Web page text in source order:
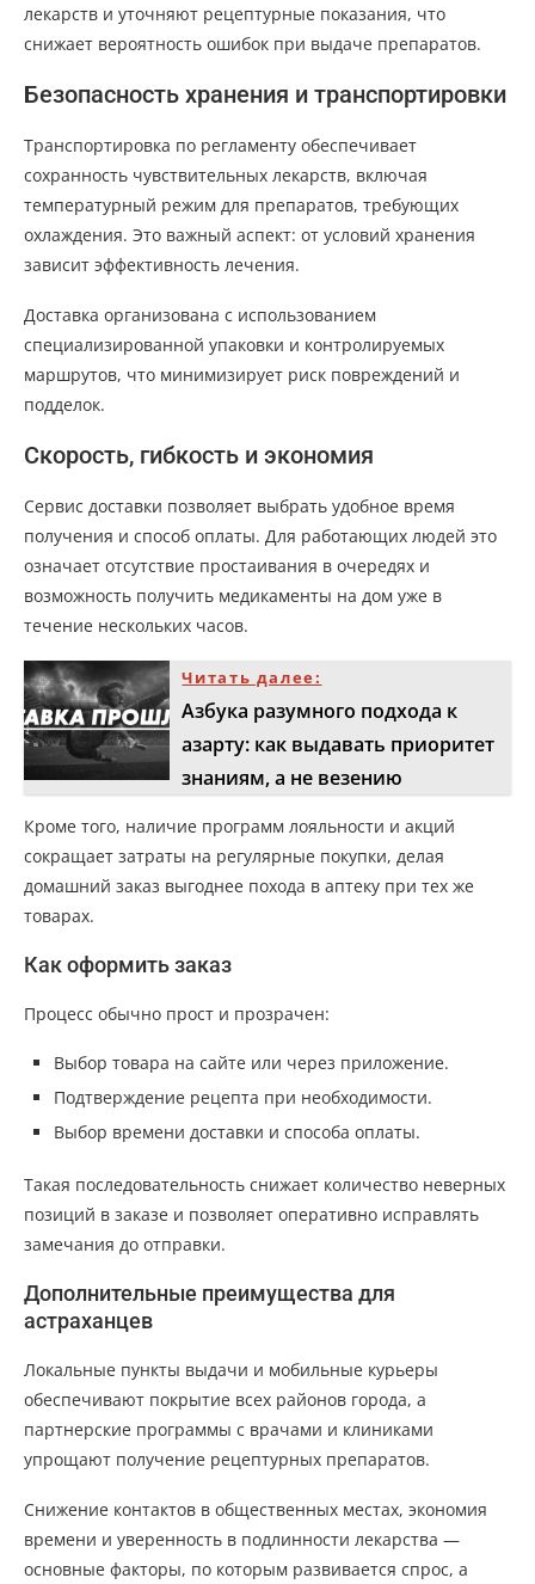
лекарств и уточняют рецептурные показания, что
снижает вероятность ошибок при выдаче препаратов.
Безопасность хранения и транспортировки
Транспортировка по регламенту обеспечивает
сохранность чувствительных лекарств, включая
температурный режим для препаратов, требующих
охлаждения. Это важный аспект: от условий хранения
зависит эффективность лечения.
Доставка организована с использованием
специализированной упаковки и контролируемых
маршрутов, что минимизирует риск повреждений и
подделок.
Скорость, гибкость и экономия
Сервис доставки позволяет выбрать удобное время
получения и способ оплаты. Для работающих людей это
означает отсутствие простаивания в очередях и
возможность получить медикаменты на дом уже в
течение нескольких часов.
Читать далее:
Азбука разумного подхода к
азарту: как выдавать приоритет
знаниям, а не везению
Кроме того, наличие программ лояльности и акций
сокращает затраты на регулярные покупки, делая
домашний заказ выгоднее похода в аптеку при тех же
товарах.
Как оформить заказ
Процесс обычно прост и прозрачен:
Выбор товара на сайте или через приложение.
Подтверждение рецепта при необходимости.
Выбор времени доставки и способа оплаты.
Такая последовательность снижает количество неверных
позиций в заказе и позволяет оперативно исправлять
замечания до отправки.
Дополнительные преимущества для
астраханцев
Локальные пункты выдачи и мобильные курьеры
обеспечивают покрытие всех районов города, а
партнерские программы с врачами и клиниками
упрощают получение рецептурных препаратов.
Снижение контактов в общественных местах, экономия
времени и уверенность в подлинности лекарства —
основные факторы, по которым развивается спрос, а